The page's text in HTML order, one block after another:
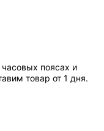
поясах и
товар от 1 дня.